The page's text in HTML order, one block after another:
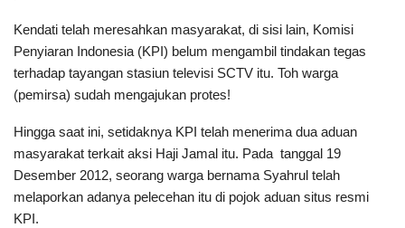
Kendati telah meresahkan masyarakat, di sisi lain, Komisi
Penyiaran Indonesia (KPI) belum mengambil tindakan tegas
terhadap tayangan stasiun televisi SCTV itu. Toh warga
(pemirsa) sudah mengajukan protes!
Hingga saat ini, setidaknya KPI telah menerima dua aduan
masyarakat terkait aksi Haji Jamal itu. Pada tanggal 19
Desember 2012, seorang warga bernama Syahrul telah
melaporkan adanya pelecehan itu di pojok aduan situs resmi
KPI.